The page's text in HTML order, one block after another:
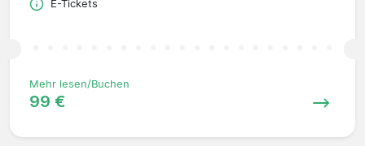
E-Tickets
Mehr lesen/Buchen
99 €